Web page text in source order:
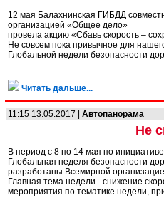
12 мая Балахнинская ГИБДД
организацией «Общее дело»
провела акцию «Сбавь скорость –
Не совсем пока привычное для
Глобальной недели безопасности
Читать дальше...
11:15 13.05.2017 | Автопанорама
Не
В период с 8 по 14 мая по
Глобальная неделя безопасности
разработаны Всемирной
Главная тема недели - снижение
мероприятия по тематике недели,